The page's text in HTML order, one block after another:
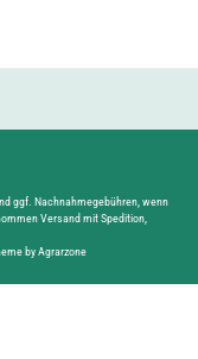
ggf. Nachnahmegebühren, wenn
Versand mit Spedition,
by Agrarzone